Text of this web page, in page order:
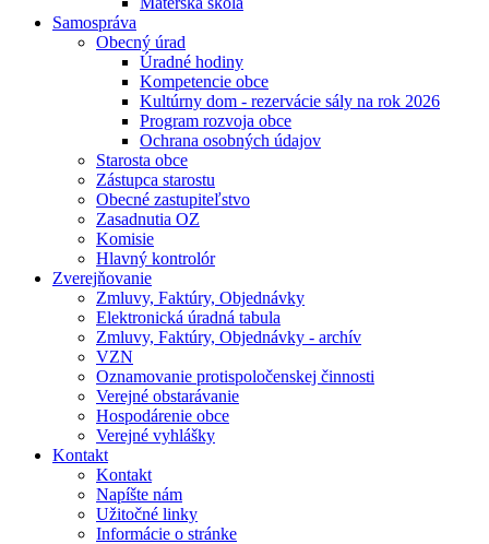
Samospráva
Obecný úrad
Úradné hodiny
Kompetencie obce
Kultúrny dom - rezervácie sály na rok 2026
Program rozvoja obce
Ochrana osobných údajov
Starosta obce
Zástupca starostu
Obecné zastupiteľstvo
Zasadnutia OZ
Komisie
Hlavný kontrolór
Zverejňovanie
Zmluvy, Faktúry, Objednávky
Elektronická úradná tabula
Zmluvy, Faktúry, Objednávky - archív
VZN
Oznamovanie protispoločenskej činnosti
Verejné obstarávanie
Hospodárenie obce
Verejné vyhlášky
Kontakt
Kontakt
Napíšte nám
Užitočné linky
Informácie o stránke